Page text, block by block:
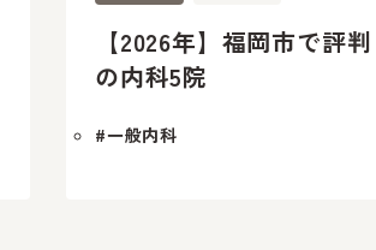
【2026年】福岡市で評
の内科5院
#一般内科